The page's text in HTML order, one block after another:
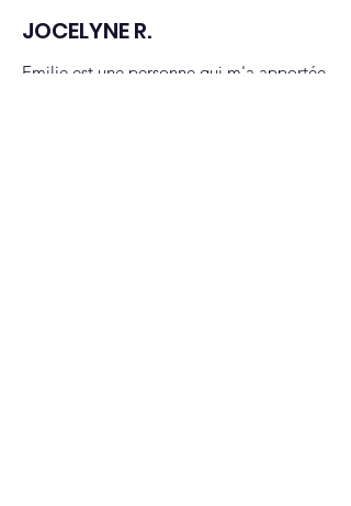
JOCELYNE R.
Emilie est une personne qui m'a apportée